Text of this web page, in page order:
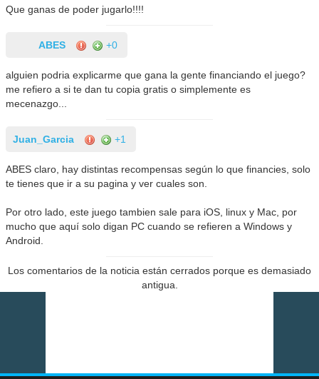
Que ganas de poder jugarlo!!!!
ABES +0
alguien podria explicarme que gana la gente financiando el juego?
me refiero a si te dan tu copia gratis o simplemente es
mecenazgo...
Juan_Garcia +1
ABES claro, hay distintas recompensas según lo que financies, solo
te tienes que ir a su pagina y ver cuales son.
Por otro lado, este juego tambien sale para iOS, linux y Mac, por
mucho que aquí solo digan PC cuando se refieren a Windows y
Android.
Los comentarios de la noticia están cerrados porque es demasiado
antigua.